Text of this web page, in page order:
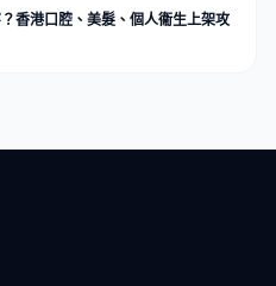
香港口腔、美髮、個人衞生上架攻